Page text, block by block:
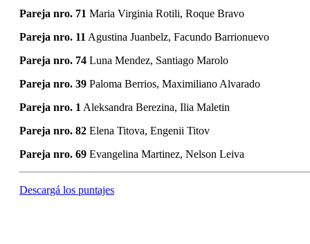
Pareja nro. 71 Maria Virginia Rotili, Roque Bravo
Pareja nro. 11 Agustina Juanbelz, Facundo Barrionuevo
Pareja nro. 74 Luna Mendez, Santiago Marolo
Pareja nro. 39 Paloma Berrios, Maximiliano Alvarado
Pareja nro. 1 Aleksandra Berezina, Ilia Maletin
Pareja nro. 82 Elena Titova, Engenii Titov
Pareja nro. 69 Evangelina Martinez, Nelson Leiva
Descargá los puntajes